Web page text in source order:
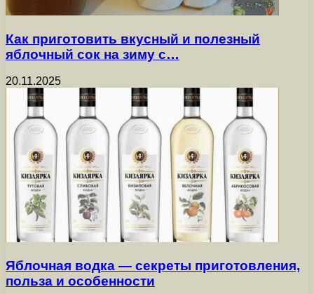
Как приготовить вкусный и полезный
яблочный сок на зиму с…
20.11.2025
Яблочная водка — секреты приготовления,
польза и особенности